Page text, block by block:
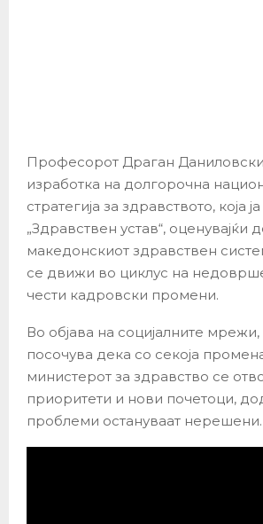
Професорот Драган
изработка на долгорочна
стратегија за здравството, која
„Здравствен устав“, оценувајќи
македонскиот здравствен
се движи во циклус на
чести кадровски промени.
Во објава на социјалните
посочува дека со секоја
министерот за здравство се
приоритети и нови почетоци,
проблеми остануваат нерешени.